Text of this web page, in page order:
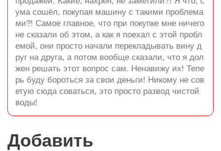
ума сошёл, покупая машину с такими проблема
ми?! Самое главное, что при покупке мне ничего
не сказали об этом, а как я поехал с этой пробл
емой, они просто начали перекладывать вину д
руг на друга, а потом вообще сказали, что я дол
жен решать этот вопрос сам. Ненавижу их! Тепе
рь буду бороться за свои деньги! Никому не сов
етую сюда соваться, это просто развод чистой
воды!
Добавить